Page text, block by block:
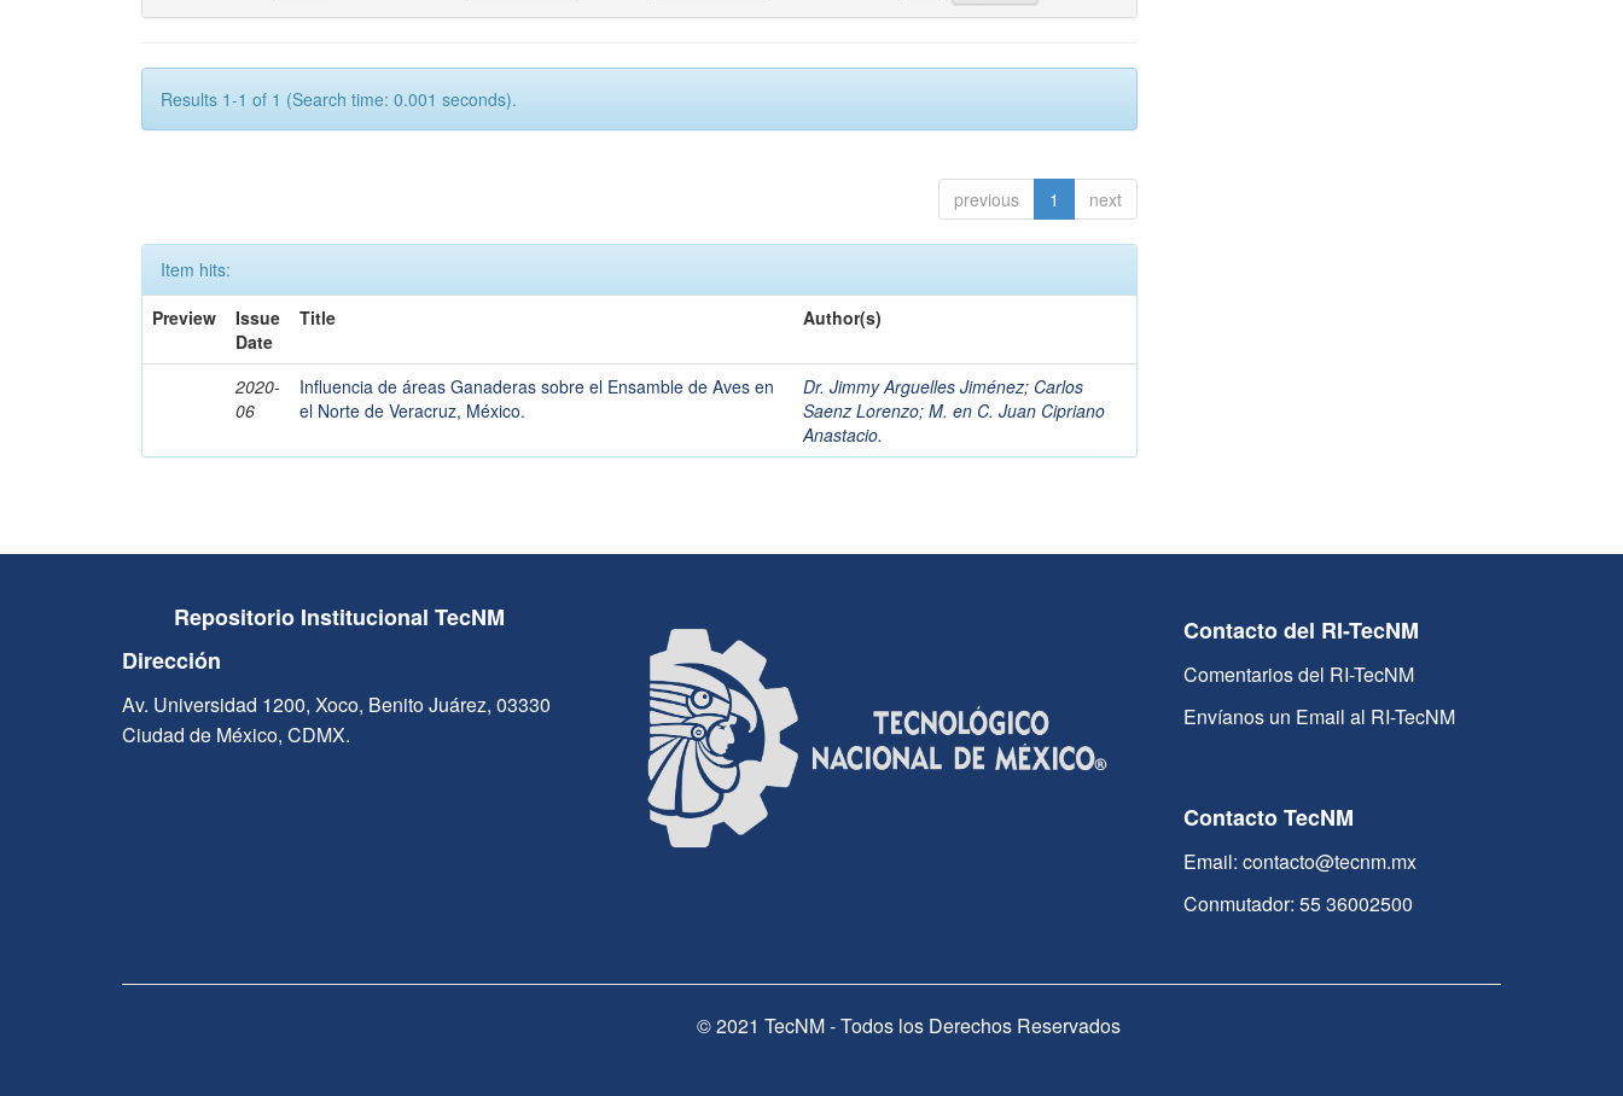
Results 1-1 of 1 (Search time: 0.001 seconds).
previous 1 next
Item hits:
Preview
Issue
Date
Title Author(s)
2020-
06
Influencia de áreas Ganaderas sobre el Ensamble de Aves en
el Norte de Veracruz, México.
Dr. Jimmy Arguelles Jiménez; Carlos
Saenz Lorenzo; M. en C. Juan Cipriano
Anastacio.
Repositorio Institucional TecNM
Dirección
Av. Universidad 1200, Xoco, Benito Juárez, 03330
Ciudad de México, CDMX.
Contacto del RI-TecNM
Comentarios del RI-TecNM
Envíanos un Email al RI-TecNM
Contacto TecNM
Email: contacto@tecnm.mx
Conmutador: 55 36002500
© 2021 TecNM - Todos los Derechos Reservados